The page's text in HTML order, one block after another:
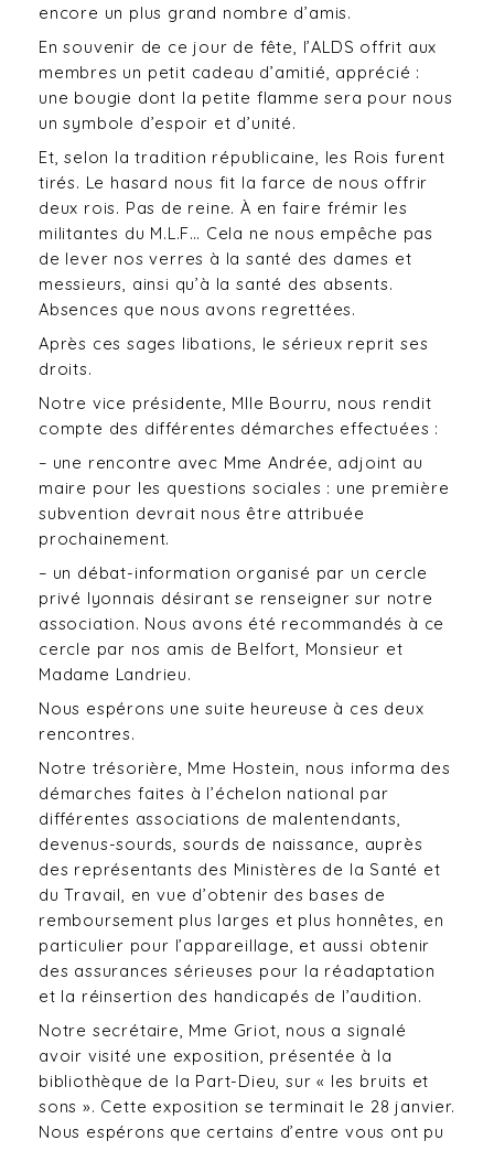
encore un plus grand nombre d’amis.
En souvenir de ce jour de fête, l’ALDS offrit aux
membres un petit cadeau d’amitié, apprécié :
une bougie dont la petite flamme sera pour nous
un symbole d’espoir et d’unité.
Et, selon la tradition républicaine, les Rois furent
tirés. Le hasard nous fit la farce de nous offrir
deux rois. Pas de reine. À en faire frémir les
militantes du M.L.F… Cela ne nous empêche pas
de lever nos verres à la santé des dames et
messieurs, ainsi qu’à la santé des absents.
Absences que nous avons regrettées.
Après ces sages libations, le sérieux reprit ses
droits.
Notre vice présidente, Mlle Bourru, nous rendit
compte des différentes démarches effectuées :
– une rencontre avec Mme Andrée, adjoint au
maire pour les questions sociales : une première
subvention devrait nous être attribuée
prochainement.
– un débat-information organisé par un cercle
privé lyonnais désirant se renseigner sur notre
association. Nous avons été recommandés à ce
cercle par nos amis de Belfort, Monsieur et
Madame Landrieu.
Nous espérons une suite heureuse à ces deux
rencontres.
Notre trésorière, Mme Hostein, nous informa des
démarches faites à l’échelon national par
différentes associations de malentendants,
devenus-sourds, sourds de naissance, auprès
des représentants des Ministères de la Santé et
du Travail, en vue d’obtenir des bases de
remboursement plus larges et plus honnêtes, en
particulier pour l’appareillage, et aussi obtenir
des assurances sérieuses pour la réadaptation
et la réinsertion des handicapés de l’audition.
Notre secrétaire, Mme Griot, nous a signalé
avoir visité une exposition, présentée à la
bibliothèque de la Part-Dieu, sur « les bruits et
sons ». Cette exposition se terminait le 28 janvier.
Nous espérons que certains d’entre vous ont pu